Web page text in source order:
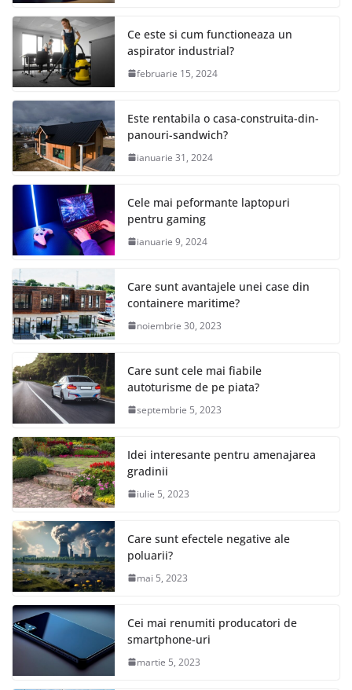
Ce este si cum functioneaza un
aspirator industrial?
februarie 15, 2024
Este rentabila o casa-construita-din-
panouri-sandwich?
ianuarie 31, 2024
Cele mai peformante laptopuri
pentru gaming
ianuarie 9, 2024
Care sunt avantajele unei case din
containere maritime?
noiembrie 30, 2023
Care sunt cele mai fiabile
autoturisme de pe piata?
septembrie 5, 2023
Idei interesante pentru amenajarea
gradinii
iulie 5, 2023
Care sunt efectele negative ale
poluarii?
mai 5, 2023
Cei mai renumiti producatori de
smartphone-uri
martie 5, 2023